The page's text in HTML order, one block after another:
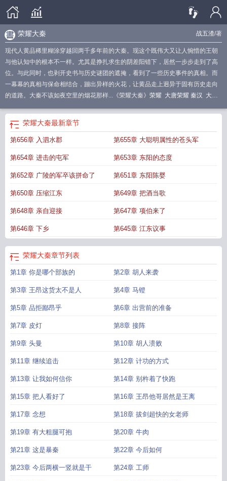
战五渣/著
荣耀大秦
现代人黄品稀里糊涂穿越回两千多年前的大秦。现这个既伟大又让人惋惜的王朝
与他认知中的根本不一样。尤其是挣扎求生的阴差阳错下，居然一步步走到了高
位。与此同时，也剥开史书与历史谜团的遮掩，看到了一些历史事件的真相。而
一幕幕的真相与保命相结合，蹦出异样的火花，让黄品走上迥异于固有历史走向
的道路。大秦不该如夜空里的烟花那样...《荣耀大秦》 荣耀 大唐荣耀 秦汉 大唐
大唐荣耀原创 大秦荣耀
之荣耀王者
看大荣耀 荣耀大唐 大秦荣耀王者大唐荣耀秦俊杰剧照
仗
荣耀大秦最新章节
第656章 入泗水郡 第655章 大聪明属性的苍头军
第654章 进击的屯军 第653章 东阳的态度
第652章 广陵的军卒该拼命了 第651章 东阳陈婴
第650章 压缩江东 第649章 把酒当歌
第648章 亲自迎接 第647章 项伯来了
第646章 下乡 第645章 江东议事
荣耀大秦章节列表
第1章 你是哪个部族的 第2章 胡人来袭
第3章 王昂这货太不是人 第4章 马镫
第5章 品拒鄙昂乎 第6章 出营前的准备
第7章 皮灯 第8章 接阵
第9章 头曼 第10章 胡人溃败
第11章 继续追击 第12章 计功的方式
第13章 让我如何信你 第14章 别杵着了快跑
第15章 把人看好了 第16章 王昂他哥居然是王离
第17章 念想 第18章 拔剑超快的女老师
第19章 有大粗腿可抱 第20章 牛肉
第21章 这是暴秦 第22章 今后如何
第23章 今后两横一竖就是干 第24章 工师